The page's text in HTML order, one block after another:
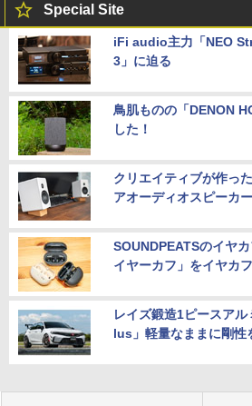
Special Site
iFi audio主力「NEO
3」に迫る
鳥肌ものの「DENON
した！
クリエイティブが作っ
アオーディオスピーカ
SOUNDPEATSのイヤ
イヤーカフ」をイヤカ
レイズ鍛造1ピースア
lus」軽量なままに剛性